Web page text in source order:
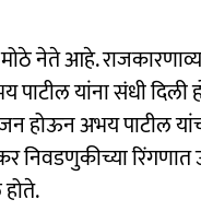
नेते आहे.
यांना संधी दिली
होऊन अभय पाटील
निवडणुकीच्या